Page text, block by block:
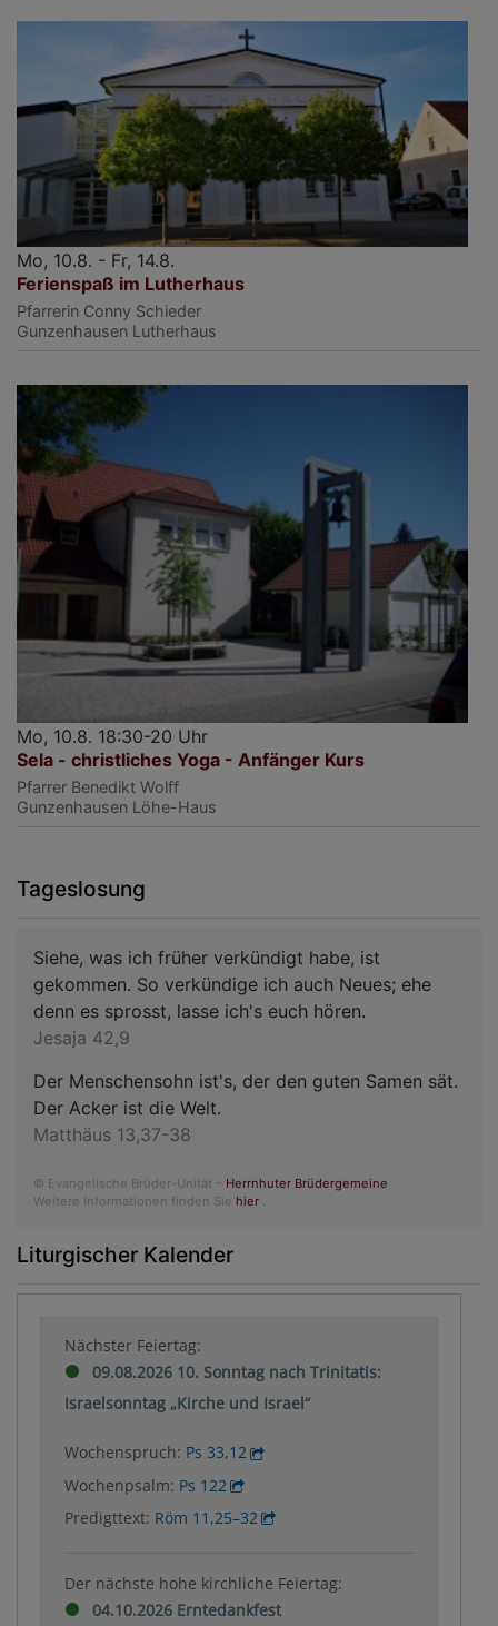
Mo, 10.8. - Fr, 14.8.
Ferienspaß im Lutherhaus
Pfarrerin Conny Schieder
Gunzenhausen Lutherhaus
Mo, 10.8. 18:30-20 Uhr
Sela - christliches Yoga - Anfänger Kurs
Pfarrer Benedikt Wolff
Gunzenhausen Löhe-Haus
Tageslosung
Siehe, was ich früher verkündigt habe, ist
gekommen. So verkündige ich auch Neues; ehe
denn es sprosst, lasse ich's euch hören.
Jesaja 42,9
Der Menschensohn ist's, der den guten Samen sät.
Der Acker ist die Welt.
Matthäus 13,37-38
© Evangelische Brüder-Unität – Herrnhuter Brüdergemeine
Weitere Informationen finden Sie hier .
Liturgischer Kalender
Nächster Feiertag:
09.08.2026 10. Sonntag nach Trinitatis:
Israelsonntag „Kirche und Israel“
Wochenspruch: Ps 33,12
Wochenpsalm: Ps 122
Predigttext: Röm 11,25–32
Der nächste hohe kirchliche Feiertag:
04.10.2026 Erntedankfest